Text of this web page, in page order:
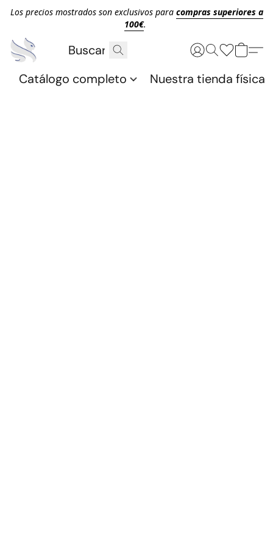
Los precios mostrados son exclusivos para compras superiores a
100€.
Catálogo completo Nuestra tienda física